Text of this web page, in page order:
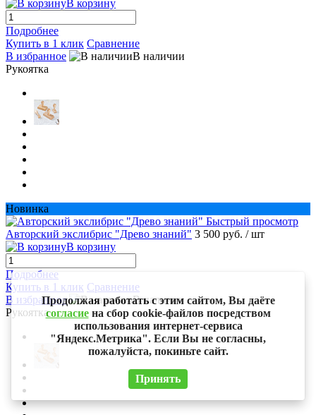
В корзину
Подробнее
Купить в 1 клик Сравнение
В избранное
В наличии
Рукоятка
Новинка
Быстрый просмотр
Авторский экслибрис "Древо знаний" 3 500 руб. / шт
В корзину
Подробнее
Купить в 1 клик Сравнение
В избранное
В наличии
Рукоятка
Продолжая работать с этим сайтом, Вы даёте
согласиена сбор cookie-файлов посредством
использования интернет-сервиса
"Яндекс.Метрика". Если Вы не согласны,
пожалуйста, покиньте сайт.
Принять